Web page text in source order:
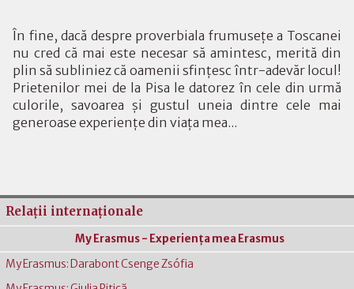
În fine, dacă despre proverbiala frumuseţe a Toscanei
nu cred că mai este necesar să amintesc, merită din
plin să subliniez că oamenii sfinţesc într-adevăr locul!
Prietenilor mei de la Pisa le datorez în cele din urmă
culorile, savoarea şi gustul uneia dintre cele mai
generoase experienţe din viaţa mea...
Relaţii internaţionale
My Erasmus - Experienţa mea Erasmus
My Erasmus: Darabont Csenge Zsófia